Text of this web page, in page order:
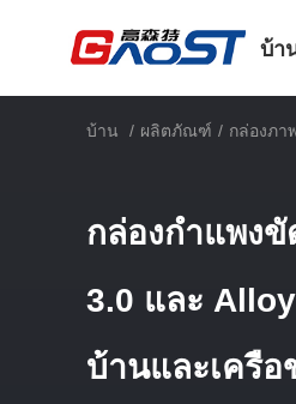
บ้า
บ้าน / ผลิตภัณฑ์ / กล่องภา
กล่องกําแพงขั
3.0 และ
บ้านและเครื